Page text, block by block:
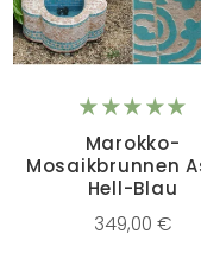
Marokko-
Mosaikbrunnen
Hell-Blau
349,00 €